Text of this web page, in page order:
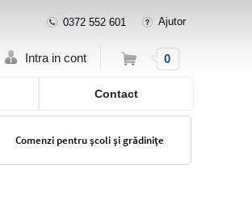
0372 552 601 Ajutor
Intra in cont Cos 0
Contact
Comenzi pentru școli și grădinițe